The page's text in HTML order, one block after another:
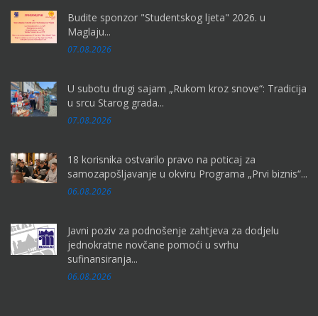
Budite sponzor "Studentskog ljeta" 2026. u
Maglaju...
07.08.2026
U subotu drugi sajam „Rukom kroz snove“: Tradicija
u srcu Starog grada...
07.08.2026
18 korisnika ostvarilo pravo na poticaj za
samozapošljavanje u okviru Programa „Prvi biznis“...
06.08.2026
Javni poziv za podnošenje zahtjeva za dodjelu
jednokratne novčane pomoći u svrhu
sufinansiranja...
06.08.2026